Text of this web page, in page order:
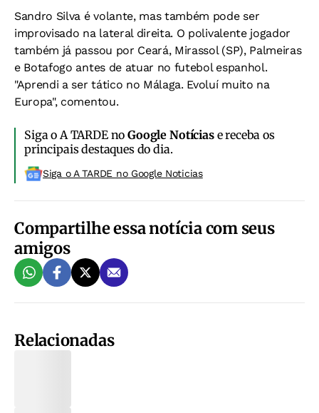
Sandro Silva é volante, mas também pode ser
improvisado na lateral direita. O polivalente jogador
também já passou por Ceará, Mirassol (SP), Palmeiras
e Botafogo antes de atuar no futebol espanhol.
"Aprendi a ser tático no Málaga. Evoluí muito na
Europa", comentou.
Siga o A TARDE noGoogle Notíciase receba os
principais destaques do dia.
Siga o A TARDE no Google Noticias
Compartilhe essa notícia com seus
amigos
Relacionadas